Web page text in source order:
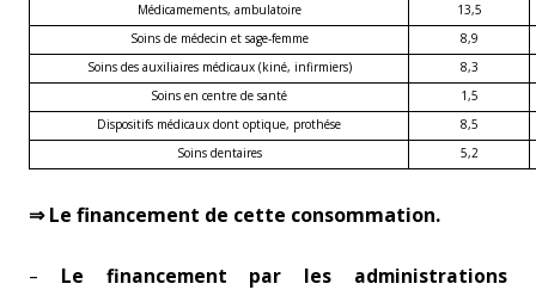
Médicamements, ambulatoire
13,5
Soins de médecin et sage-femme
8,9
Soins des auxiliaires médicaux (kiné, infirmiers)
8,3
Soins en centre de santé
1,5
Dispositifs médicaux dont optique, prothése
8,5
Soins dentaires
5,2
⇒ Le financement de cette consommation.
– Le financement par les administrations